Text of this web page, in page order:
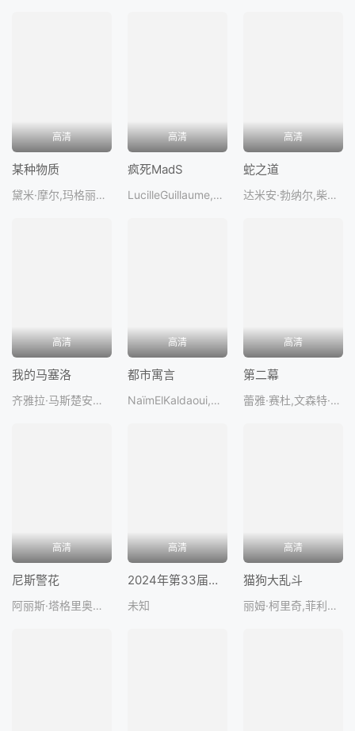
高清
某种物质
黛米·摩尔,玛格丽特·库里,丹尼斯·奎德,爱德华·汉密尔顿-克拉克,戈雷·阿布拉姆
高清
疯死MadS
LucilleGuillaume,LewkowskiYovel,LauriePavy
高清
蛇之道
达米安·勃纳尔,柴崎幸,西岛秀俊,青木崇高,马修·阿马立
高清
我的马塞洛
齐雅拉·马斯楚安尼,凯瑟琳·德纳芙,法布莱斯·鲁奇尼,妮可·加西亚,班哲明·比欧
高清
都市寓言
NaïmElKaldaoui,琳娜·库德里,莱奥·卡拉克斯
高清
第二幕
蕾雅·赛杜,文森特·林顿,路易·加瑞尔,拉斐尔·奎纳德,曼努埃尔·圭洛
高清
尼斯警花
阿丽斯·塔格里奥妮,施特菲·塞尔马,诺埃米·洛夫斯基,巴普蒂斯特·勒卡普兰,卡特莉娜德
高清
2024年第33届巴黎奥运会开幕式
未知
高清
猫狗大乱斗
丽姆·柯里奇,菲利普·拉肖